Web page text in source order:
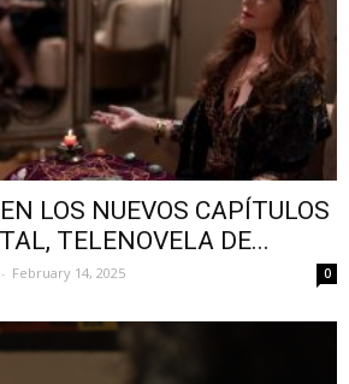
LOS NUEVOS CAPÍTULOS
TELENOVELA DE...
- February 14, 2025 0